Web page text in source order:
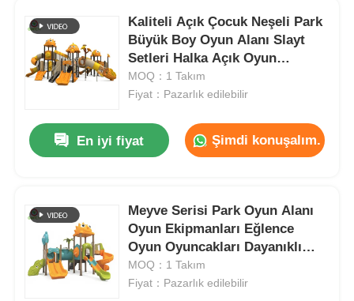
Kaliteli Açık Çocuk Neşeli Park
Büyük Boy Oyun Alanı Slayt
Setleri Halka Açık Oyun
Ekipmanları Fabrika Doğrudan
MOQ：1 Takım
Fiyat：Pazarlık edilebilir
En iyi fiyat Şimdi konuşalım.
Meyve Serisi Park Oyun Alanı
Oyun Ekipmanları Eğlence
Oyun Oyuncakları Dayanıklı
Oyun Alanı Plastik Slayt Setleri
MOQ：1 Takım
Fiyat：Pazarlık edilebilir